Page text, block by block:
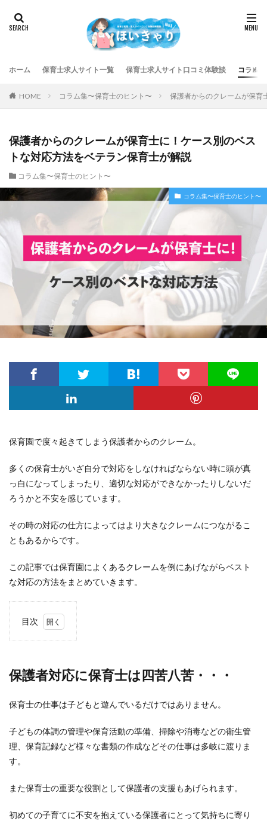
ホーム 保育士求人サイト一覧 保育士求人サイト口コミ体験談 コラム
HOME コラム集〜保育士のヒント〜 保護者からのクレームが保育
保護者からのクレームが保育士に！ケース別のベス
トな対応方法をベテラン保育士が解説
コラム集〜保育士のヒント〜
コラム集〜保育士のヒント〜
保育園で度々起きてしまう保護者からのクレーム。
多くの保育士がいざ自分で対応をしなければならない時に頭が真
っ白になってしまったり、適切な対応ができなかったりしないだ
ろうかと不安を感じています。
その時の対応の仕方によってはより大きなクレームにつながるこ
ともあるからです。
この記事では保育園によくあるクレームを例にあげながらベスト
な対応の方法をまとめていきます。
目次
は四苦八
苦・・・
2
クレ
対応
の原
まず
受け
聞く
保護者対応に保育士は四苦八苦・・・
保育士の仕事は子どもと遊んでいるだけではありません。
子どもの体調の管理や保育活動の準備、掃除や消毒などの衛生管
理、保育記録など様々な書類の作成などその仕事は多岐に渡りま
す。
また保育士の重要な役割として保護者の支援もあげられます。
初めての子育てに不安を抱えている保護者にとって気持ちに寄り